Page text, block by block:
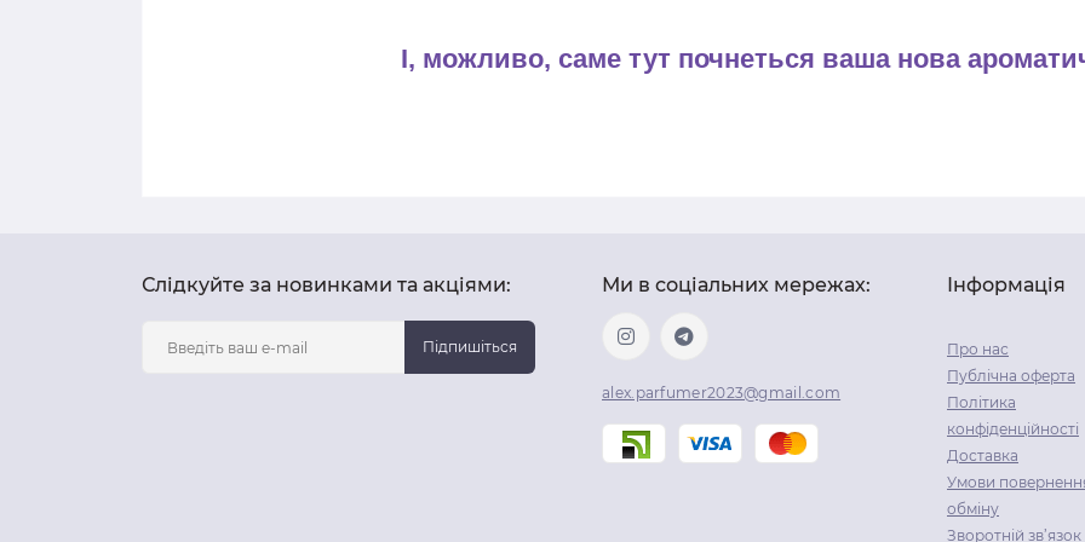
І, можливо, саме тут почнеться ваша нова
Слідкуйте за новинками та акціями:
Підпишіться
Ми в соціальних мережах:
alex.parfumer2023@gmail.com
Інформація
Про нас
Публічна оферта
Політика
конфіденційності
Доставка
Умови
обміну
Зворотній зв’язок